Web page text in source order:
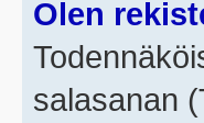
Olen
salasanan